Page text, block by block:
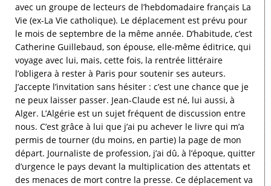
avec un groupe de lecteurs de l’hebdomadaire français La
Vie (ex-La Vie catholique). Le déplacement est prévu pour
le mois de septembre de la même année. D’habitude, c’est
Catherine Guillebaud, son épouse, elle-même éditrice, qui
voyage avec lui, mais, cette fois, la rentrée littéraire
l’obligera à rester à Paris pour soutenir ses auteurs.
J’accepte l’invitation sans hésiter : c’est une chance que je
ne peux laisser passer. Jean-Claude est né, lui aussi, à
Alger. L’Algérie est un sujet fréquent de discussion entre
nous. C’est grâce à lui que j’ai pu achever le livre qui m’a
permis de tourner (du moins, en partie) la page de mon
départ. Journaliste de profession, j’ai dû, à l’époque, quitter
d’urgence le pays devant la multiplication des attentats et
des menaces de mort contre la presse. Ce déplacement va